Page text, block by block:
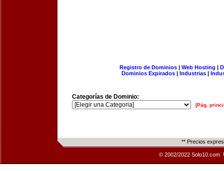
Registro de Dominios| Web Hosting |
Dominios Expirados | Industrias |
Categorías de Dominio:
[Pág.
** Precios
© 2002/2022 Solo10.com